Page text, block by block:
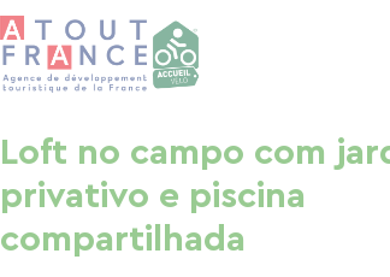
Loft no campo com
privativo e piscina
compartilhada